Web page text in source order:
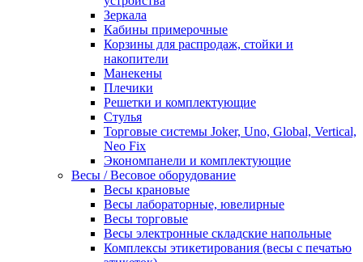
Зеркала
Кабины примерочные
Корзины для распродаж, стойки и
накопители
Манекены
Плечики
Решетки и комплектующие
Стулья
Торговые системы Joker, Uno, Global, Vertical,
Neo Fix
Экономпанели и комплектующие
Весы / Весовое оборудование
Весы крановые
Весы лабораторные, ювелирные
Весы торговые
Весы электронные складские напольные
Комплексы этикетирования (весы с печатью